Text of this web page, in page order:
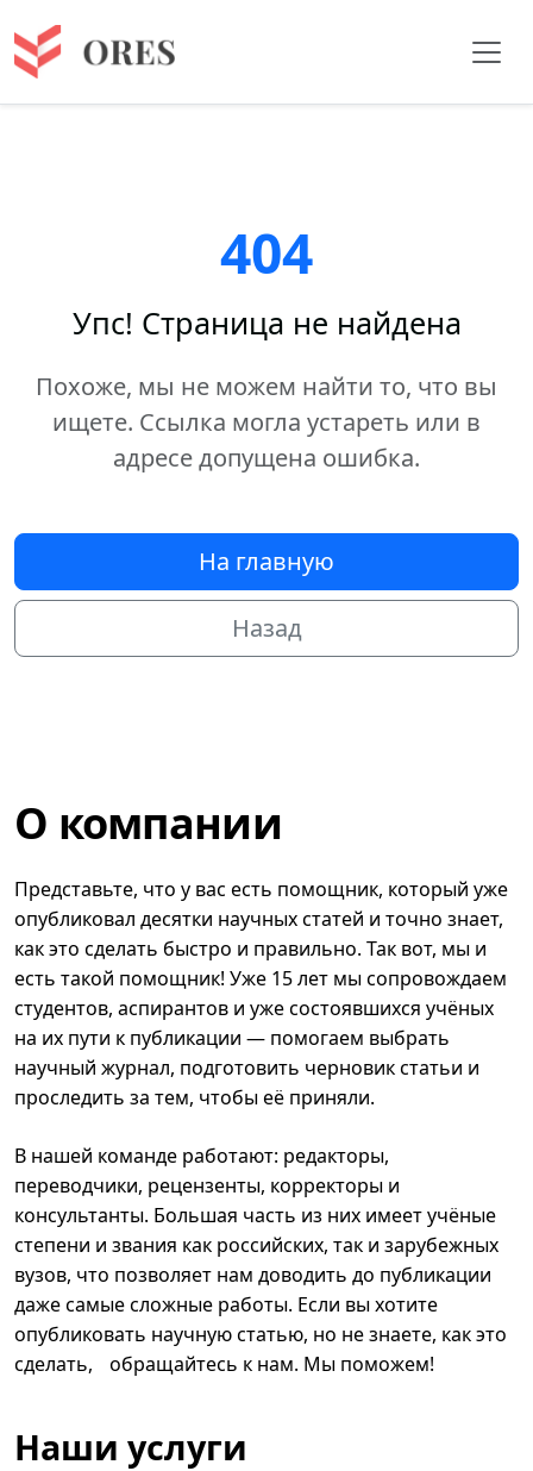
404
Упс! Страница не найдена
Похоже, мы не можем найти то, что вы
ищете. Ссылка могла устареть или в
адресе допущена ошибка.
На главную
Назад
О компании
Представьте, что у вас есть помощник, который уже
опубликовал десятки научных статей и точно знает,
как это сделать быстро и правильно. Так вот, мы и
есть такой помощник! Уже 15 лет мы сопровождаем
студентов, аспирантов и уже состоявшихся учёных
на их пути к публикации — помогаем выбрать
научный журнал, подготовить черновик статьи и
проследить за тем, чтобы её приняли.
В нашей команде работают: редакторы,
переводчики, рецензенты, корректоры и
консультанты. Большая часть из них имеет учёные
степени и звания как российских, так и зарубежных
вузов, что позволяет нам доводить до публикации
даже самые сложные работы. Если вы хотите
опубликовать научную статью, но не знаете, как это
сделать, обращайтесь к нам. Мы поможем!
Наши услуги